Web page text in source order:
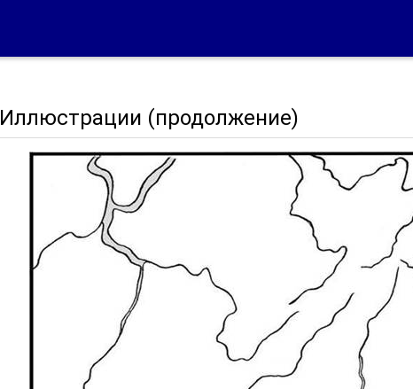
Иллюстрации (продолжение)